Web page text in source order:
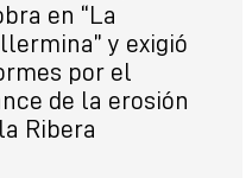
en “La
y exigió
por el
de la erosión
Ribera